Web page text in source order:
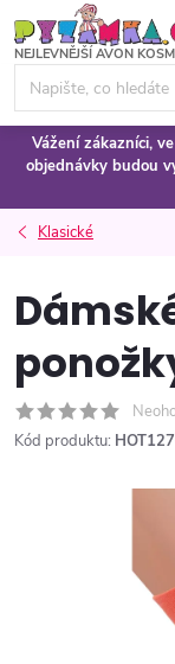
na
obsah
Vážení zákazníci,
objednávky budou
Klasické
Kód produktu: